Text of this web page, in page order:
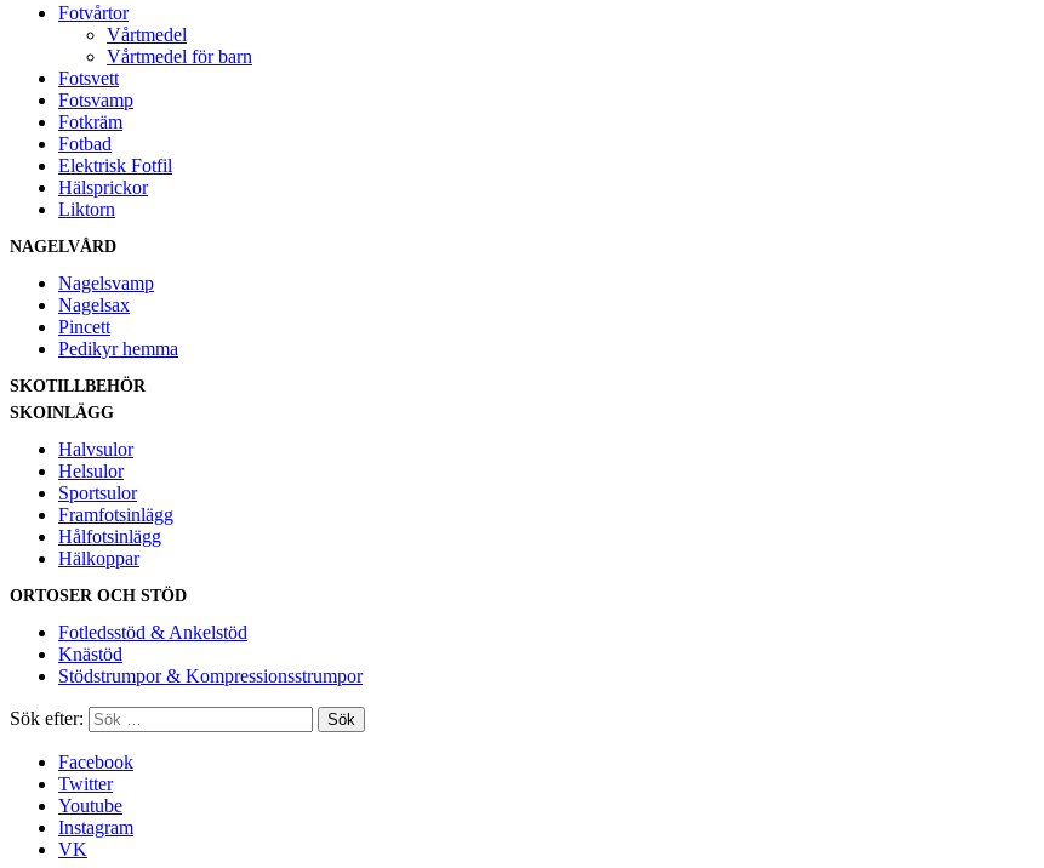
Fotvårtor
Vårtmedel
Vårtmedel för barn
Fotsvett
Fotsvamp
Fotkräm
Fotbad
Elektrisk Fotfil
Hälsprickor
Liktorn
NAGELVÅRD
Nagelsvamp
Nagelsax
Pincett
Pedikyr hemma
SKOTILLBEHÖR
SKOINLÄGG
Halvsulor
Helsulor
Sportsulor
Framfotsinlägg
Hålfotsinlägg
Hälkoppar
ORTOSER OCH STÖD
Fotledsstöd & Ankelstöd
Knästöd
Stödstrumpor & Kompressionsstrumpor
Sök efter:
Facebook
Twitter
Youtube
Instagram
VK